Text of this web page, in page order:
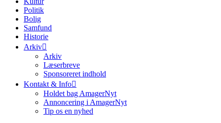
Politik
Bolig
Samfund
Historie
Arkiv
Arkiv
Læserbreve
Sponsoreret indhold
Kontakt & Info
Holdet bag AmagerNyt
Annoncering i AmagerNyt
Tip os en nyhed